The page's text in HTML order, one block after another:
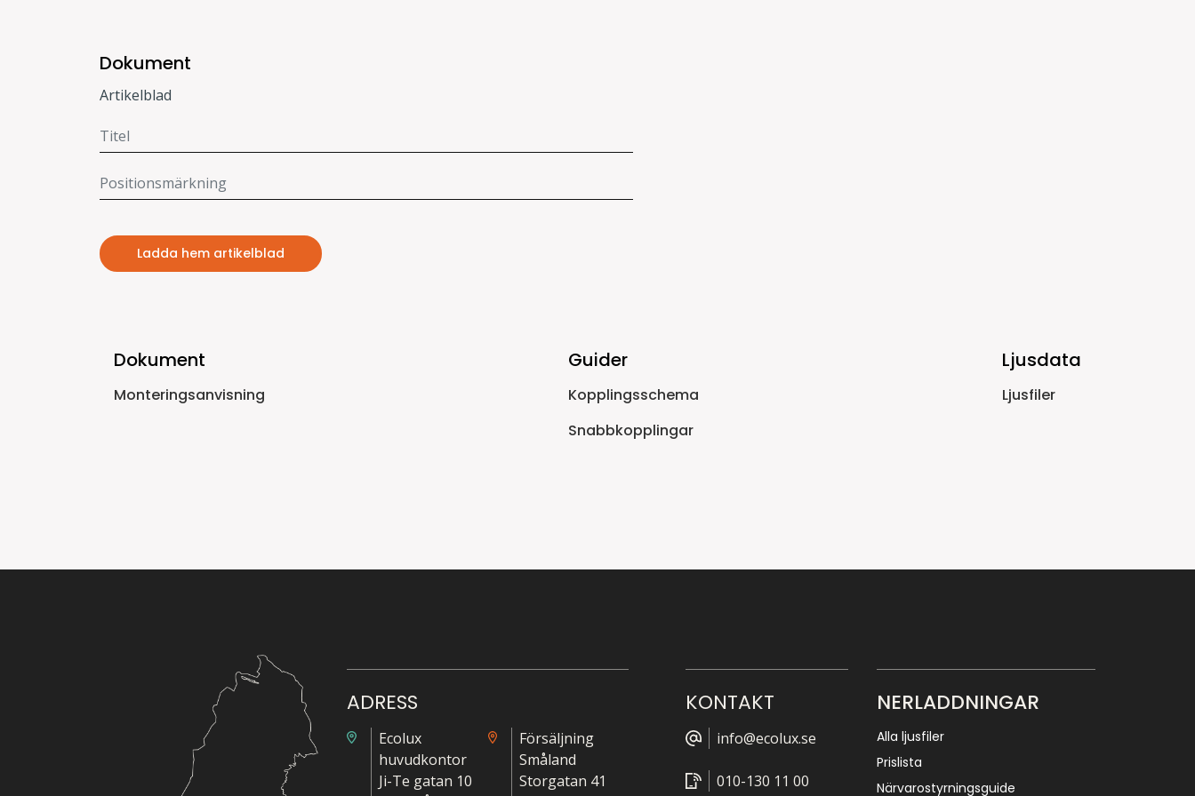
Dokument
Artikelblad
Ladda hem artikelblad
Dokument
Monteringsanvisning
Guider
Kopplingsschema
Snabbkopplingar
Ljusdata
Ljusfiler
ADRESS
Ecolux
huvudkontor
Ji-Te gatan 10
Försäljning
Småland
Storgatan 41
KONTAKT
info@ecolux.se
010-130 11 00
NERLADDNINGAR
Alla ljusfiler
Prislista
Närvarostyrningsguide